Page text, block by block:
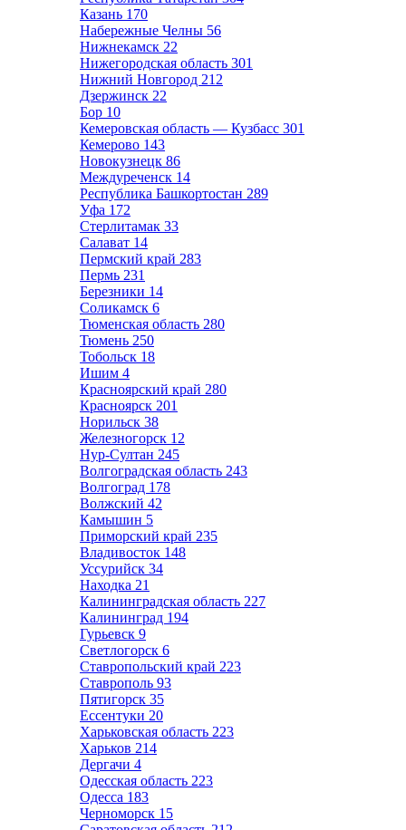
Казань 170
Набережные Челны 56
Нижнекамск 22
Нижегородская область 301
Нижний Новгород 212
Дзержинск 22
Бор 10
Кемеровская область — Кузбасс 301
Кемерово 143
Новокузнецк 86
Междуреченск 14
Республика Башкортостан 289
Уфа 172
Стерлитамак 33
Салават 14
Пермский край 283
Пермь 231
Березники 14
Соликамск 6
Тюменская область 280
Тюмень 250
Тобольск 18
Ишим 4
Красноярский край 280
Красноярск 201
Норильск 38
Железногорск 12
Нур-Султан 245
Волгоградская область 243
Волгоград 178
Волжский 42
Камышин 5
Приморский край 235
Владивосток 148
Уссурийск 34
Находка 21
Калининградская область 227
Калининград 194
Гурьевск 9
Светлогорск 6
Ставропольский край 223
Ставрополь 93
Пятигорск 35
Ессентуки 20
Харьковская область 223
Харьков 214
Дергачи 4
Одесская область 223
Одесса 183
Черноморск 15